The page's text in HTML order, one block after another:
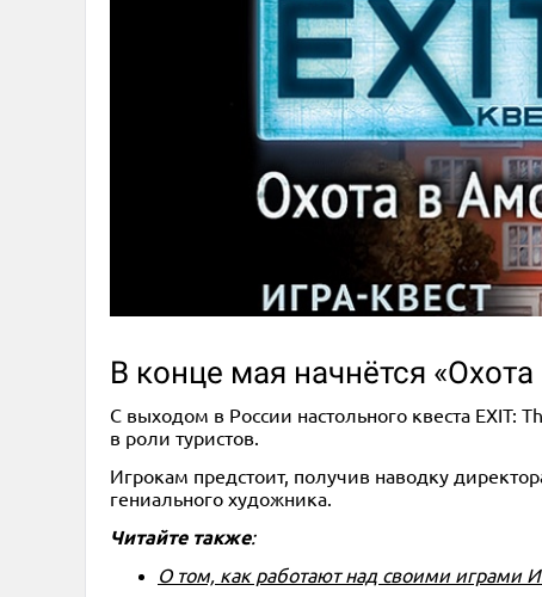
В конце мая начнётся
С выходом в России настольного квеста
в роли туристов.
Игрокам предстоит, получив наводку
гениального художника.
Читайте также:
О том, как работают над своими играми